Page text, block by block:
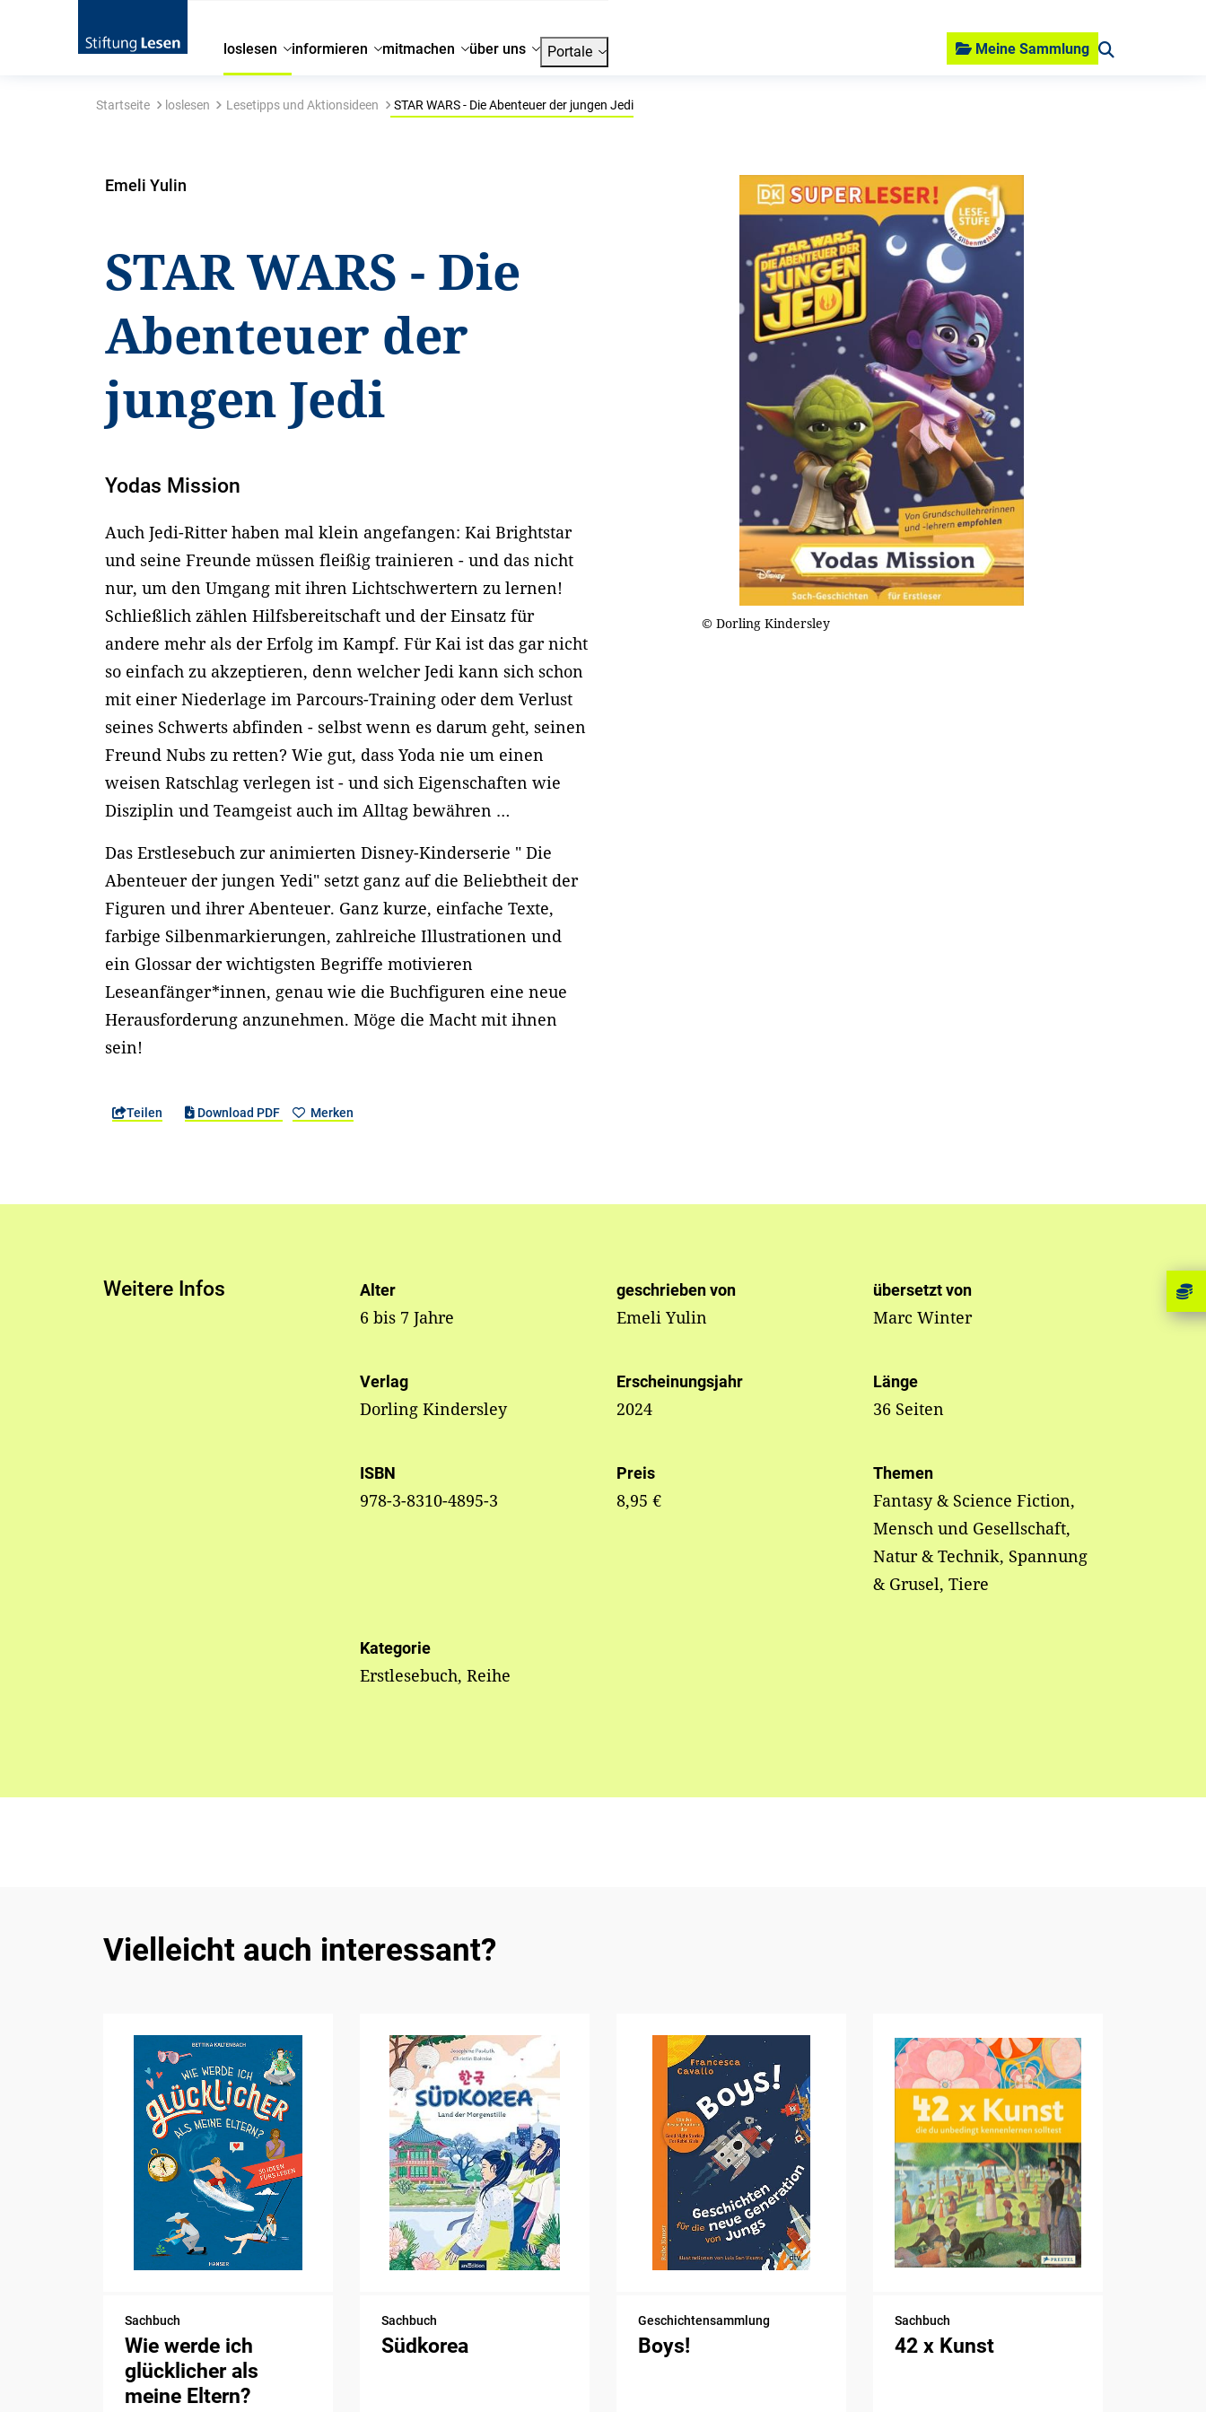
loslesen informieren mitmachen über uns Portale Meine Sammlung
Startseite loslesen Lesetipps und Aktionsideen STAR WARS - Die Abenteuer der jungen Jedi
Emeli Yulin
STAR WARS - Die
Abenteuer der
jungen Jedi
Yodas Mission
Auch Jedi-Ritter haben mal klein angefangen: Kai Brightstar
und seine Freunde müssen fleißig trainieren - und das nicht
nur, um den Umgang mit ihren Lichtschwertern zu lernen!
Schließlich zählen Hilfsbereitschaft und der Einsatz für
andere mehr als der Erfolg im Kampf. Für Kai ist das gar nicht
so einfach zu akzeptieren, denn welcher Jedi kann sich schon
mit einer Niederlage im Parcours-Training oder dem Verlust
seines Schwerts abfinden - selbst wenn es darum geht, seinen
Freund Nubs zu retten? Wie gut, dass Yoda nie um einen
weisen Ratschlag verlegen ist - und sich Eigenschaften wie
Disziplin und Teamgeist auch im Alltag bewähren …
Das Erstlesebuch zur animierten Disney-Kinderserie " Die
Abenteuer der jungen Yedi" setzt ganz auf die Beliebtheit der
Figuren und ihrer Abenteuer. Ganz kurze, einfache Texte,
farbige Silbenmarkierungen, zahlreiche Illustrationen und
ein Glossar der wichtigsten Begriffe motivieren
Leseanfänger*innen, genau wie die Buchfiguren eine neue
Herausforderung anzunehmen. Möge die Macht mit ihnen
sein!
Teilen Download PDF Merken
© Dorling Kindersley
Weitere Infos Alter
6 bis 7 Jahre
geschrieben von
Emeli Yulin
übersetzt von
Marc Winter
Verlag
Dorling Kindersley
Erscheinungsjahr
2024
Länge
36 Seiten
ISBN
978-3-8310-4895-3
Preis
8,95 €
Themen
Fantasy & Science Fiction,
Mensch und Gesellschaft,
Natur & Technik, Spannung
& Grusel, Tiere
Kategorie
Erstlesebuch, Reihe
Vielleicht auch interessant?
Sachbuch
Wie werde ich
glücklicher als
meine Eltern?
Sachbuch
Südkorea
Geschichtensammlung
Boys!
Sachbuch
42 x Kunst